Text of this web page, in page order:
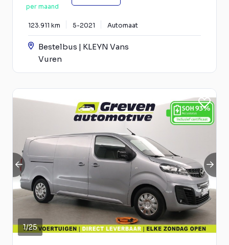
per maand
123.911 km 5-2021 Automaat
Bestelbus | KLEYN Vans
Vuren
1/25